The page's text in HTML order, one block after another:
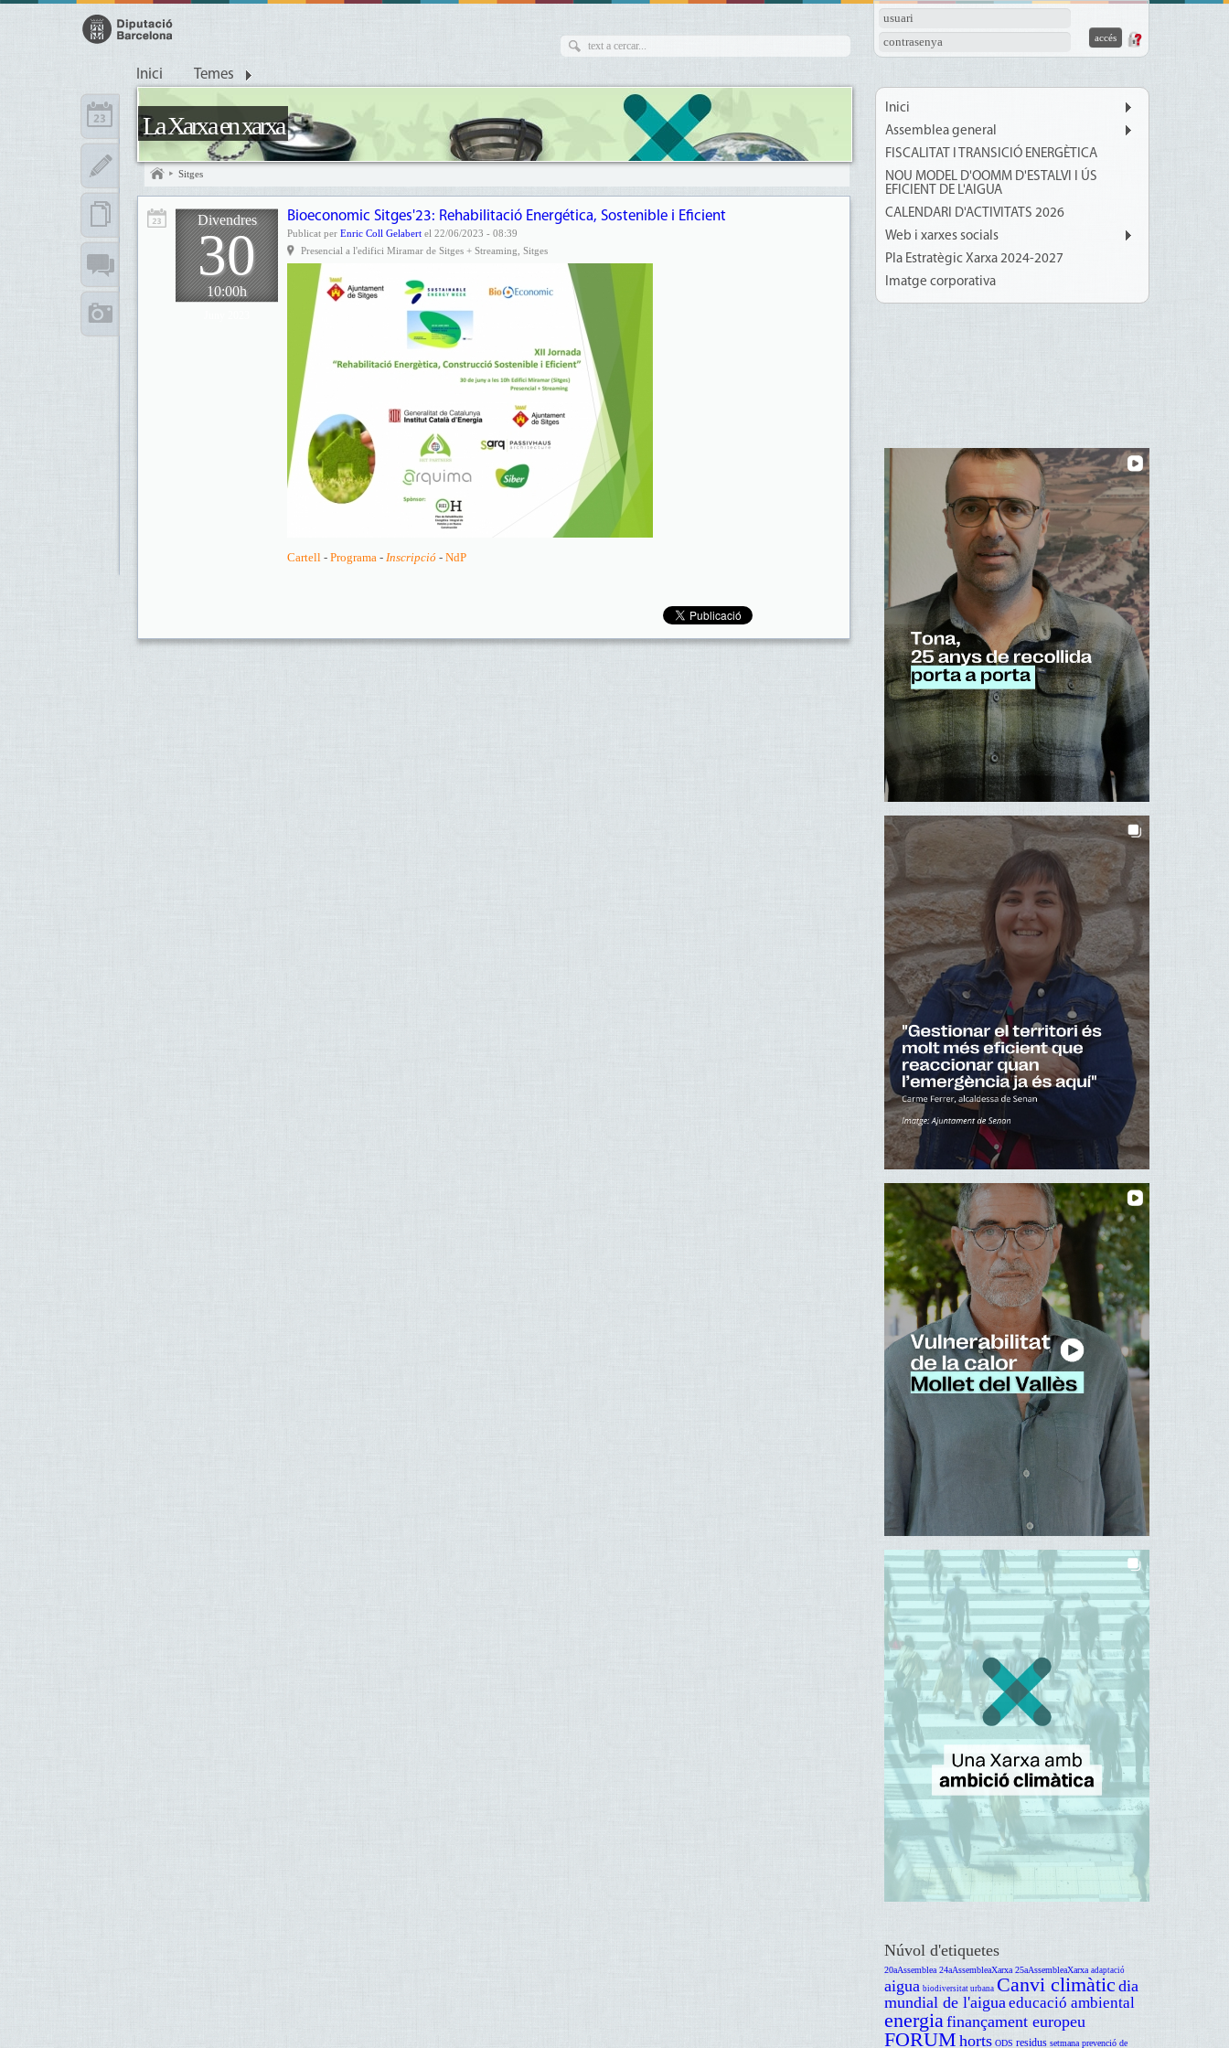
usuari
contrasenya
Inici Temes
La Xarxa en xarxa
Sitges
Divendres
30
10:00h
Bioeconomic Sitges'23: Rehabilitació Energética, Sostenible i Eficient
Publicat per Enric Coll Gelabert el 22/06/2023 - 08:39
Presencial a l'edifici Miramar de Sitges + Streaming, Sitges
Cartell - Programa - Inscripció - NdP
Inici
Assemblea general
FISCALITAT I TRANSICIÓ ENERGÈTICA
NOU MODEL D'OOMM D'ESTALVI I ÚS
EFICIENT DE L'AIGUA
CALENDARI D'ACTIVITATS 2026
Web i xarxes socials
Pla Estratègic Xarxa 2024-2027
Imatge corporativa
Núvol d'etiquetes
20aAssemblea 24aAssembleaXarxa 25aAssembleaXarxa adaptació
aigua biodiversitat urbana Canvi climàtic dia
mundial de l'aigua educació ambiental
energia finançament europeu
FORUM horts ODS residus setmana prevenció de